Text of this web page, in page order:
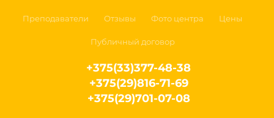
Преподаватели Отзывы Фото центра Цены
Публичный договор
+375(33)377-48-38
+375(29)816-71-69
+375(29)701-07-08